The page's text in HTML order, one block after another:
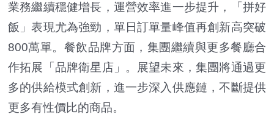
業務繼續穩健增長，運營效率進一步提升，「拼好
飯」表現尤為強勁，單日訂單量峰值再創新高突破
800萬單。餐飲品牌方面，集團繼續與更多餐廳合
作拓展「品牌衛星店」。展望未來，集團將通過更
多的供給模式創新，進一步深入供應鏈，不斷提供
更多有性價比的商品。